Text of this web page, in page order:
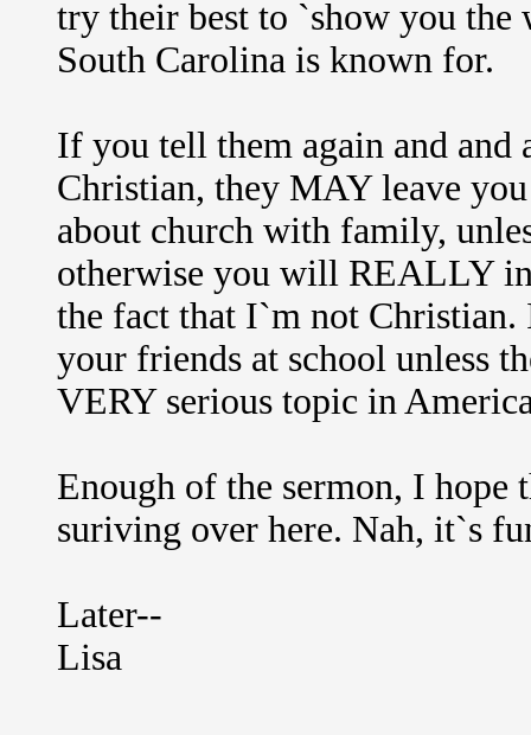
try their best to `show you the
South Carolina is known for.
If you tell them again and and
Christian, they MAY leave
about church with family,
otherwise you will REALLY
the fact that I`m not
your friends at school unless
VERY serious topic in
Enough of the sermon, I
suriving over here. Nah, it`s
Later--
Lisa